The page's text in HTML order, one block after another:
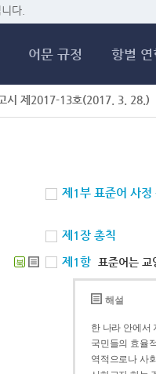
다.
어문 규정 항별 연
시 제2017-13호(2017. 3. 28.)
제1부 표준어 사정
제1장 총칙
북 제1항 표준어는 교
해설
한 나라 안에서
국민들의 효율
역적으로나 사